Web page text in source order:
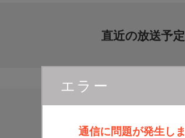
エラー
通信に問題が発生し
直近の放送予